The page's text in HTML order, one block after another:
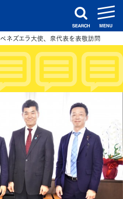
search
ベネズエラ大使、泉代表を表敬訪問